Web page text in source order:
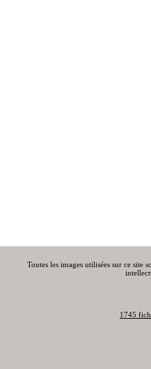
Toutes les images utilisées sur ce
1745